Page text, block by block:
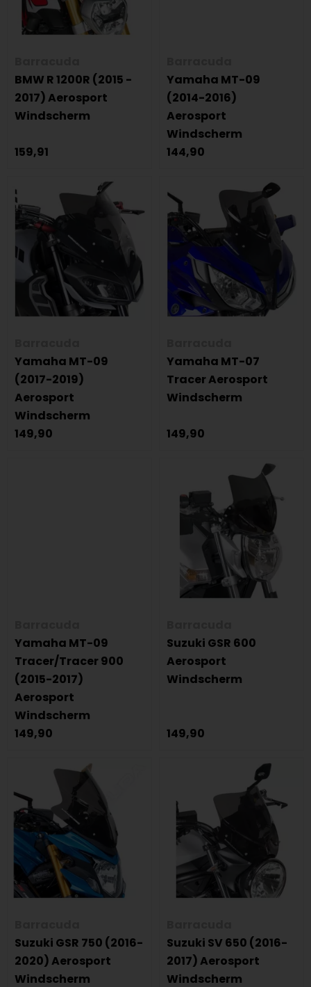
BMW R 1200R (2015 -
2017) Aerosport
Windscherm
159,91
Yamaha MT-09
(2014-2016)
Aerosport
Windscherm
144,90
Yamaha MT-09
(2017-2019)
Aerosport
Windscherm
149,90
Yamaha MT-07
Tracer Aerosport
Windscherm
149,90
Yamaha MT-09
Tracer/Tracer 900
(2015-2017)
Aerosport
Windscherm
149,90
Suzuki GSR 600
Aerosport
Windscherm
149,90
Suzuki GSR 750 (2016-
2020) Aerosport
Windscherm
Suzuki SV 650 (2016-
2017) Aerosport
Windscherm